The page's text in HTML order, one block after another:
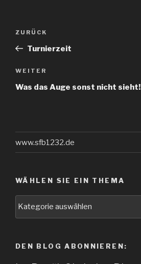
Beitragsnavigation
Vorheriger
Beitrag
ZURÜCK
Turnierzeit
Nächster
Beitrag
WEITER
Was das Auge sonst nicht sieht!
www.sfb1232.de
WÄHLEN SIE EIN THEMA
DEN BLOG ABONNIEREN: